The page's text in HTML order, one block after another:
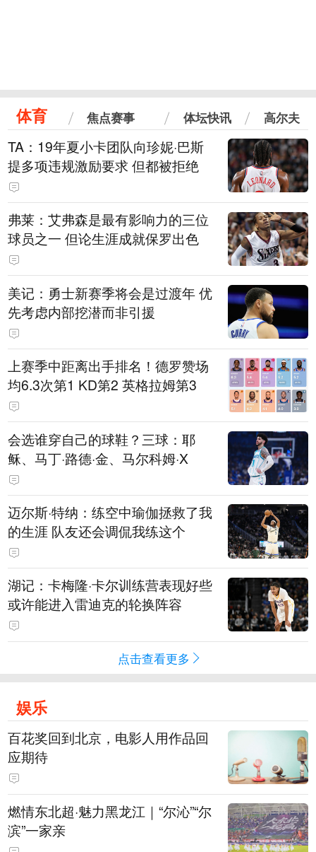
体育 焦点赛事 体坛快讯 高尔夫
TA：19年夏小卡团队向珍妮·巴斯
提多项违规激励要求 但都被拒绝
弗莱：艾弗森是最有影响力的三位
球员之一 但论生涯成就保罗出色
美记：勇士新赛季将会是过渡年 优
先考虑内部挖潜而非引援
上赛季中距离出手排名！德罗赞场
均6.3次第1 KD第2 英格拉姆第3
会选谁穿自己的球鞋？三球：耶
稣、马丁·路德·金、马尔科姆·X
迈尔斯·特纳：练空中瑜伽拯救了我
的生涯 队友还会调侃我练这个
湖记：卡梅隆·卡尔训练营表现好些
或许能进入雷迪克的轮换阵容
点击查看更多
娱乐
百花奖回到北京，电影人用作品回
应期待
燃情东北超·魅力黑龙江｜“尔沁”“尔
滨”一家亲